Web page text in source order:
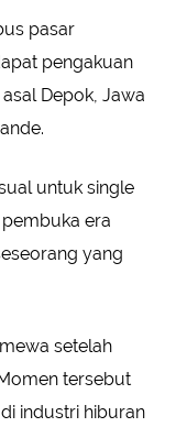
pasar
pengakuan
Depok, Jawa
untuk single
era
yang
setelah
tersebut
industri hiburan